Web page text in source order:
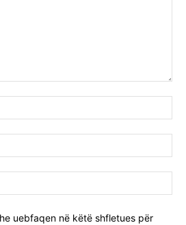
uebfaqen në këtë shfletues për